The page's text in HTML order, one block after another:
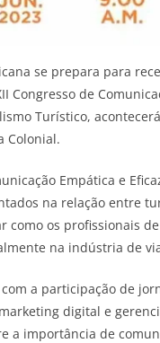
se prepara para
Congresso de
Turístico,
Colonial.
Empática e
na relação entre
como os profissionais
na indústria de
a participação de
digital e
a importância de